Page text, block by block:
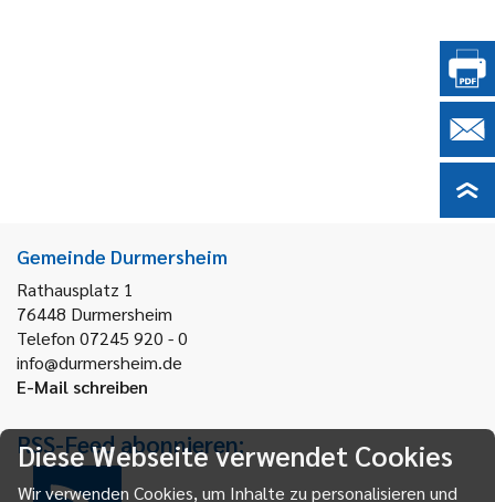
Gemeinde Durmersheim
Rathausplatz 1
76448 Durmersheim
Telefon 07245 920 - 0
info@durmersheim.de
E-Mail schreiben
RSS-Feed abonnieren:
Diese Webseite verwendet Cookies
Wir verwenden Cookies, um Inhalte zu personalisieren und